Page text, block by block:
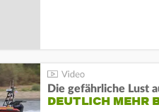
Die gefährliche Lust
DEUTLICH MEHR